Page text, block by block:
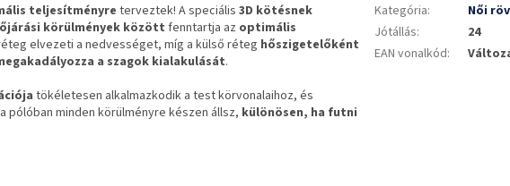
teljesítményreterveztek! A speciális 3D kötésnek
körülmények között fenntartja az optimális
elvezeti a nedvességet, míg a külső réteg hőszigetelőként
a szagok kialakulását.
tökéletesen alkalmazkodik a test körvonalaihoz, és
pólóban minden körülményre készen állsz, különösen, ha futni
Kategória:
Női
Jótállás:
24
EAN vonalkód: